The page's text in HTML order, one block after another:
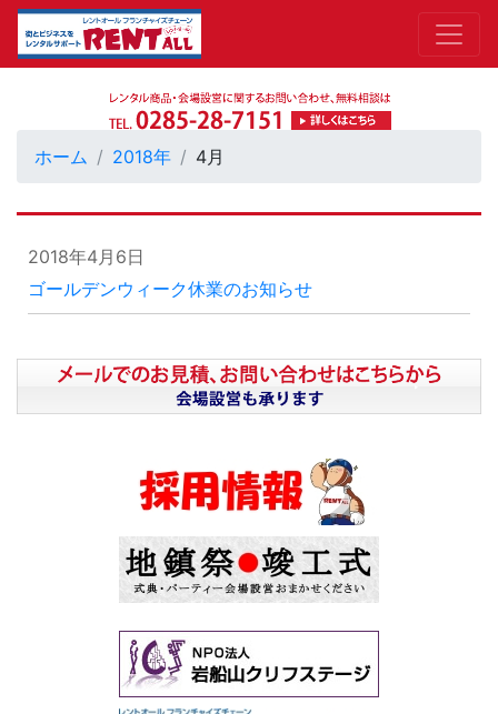
ホーム 2018年 4月
2018年4月6日
ゴールデンウィーク休業のお知らせ